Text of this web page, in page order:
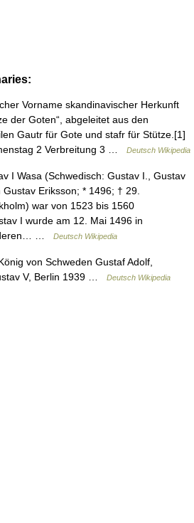
Vorname skandinavischer Herkunft
der Goten“, abgeleitet aus den
Gautr für Gote und stafr für Stütze.[1]
2 Verbreitung 3 …
Deutsch Wikipedia
I Wasa (Schwedisch: Gustav I., Gustav
Eriksson; * 1496; † 29.
war von 1523 bis 1560
I wurde am 12. Mai 1496 in
…
Deutsch Wikipedia
von Schweden Gustaf Adolf,
V, Berlin 1939 …
Deutsch Wikipedia